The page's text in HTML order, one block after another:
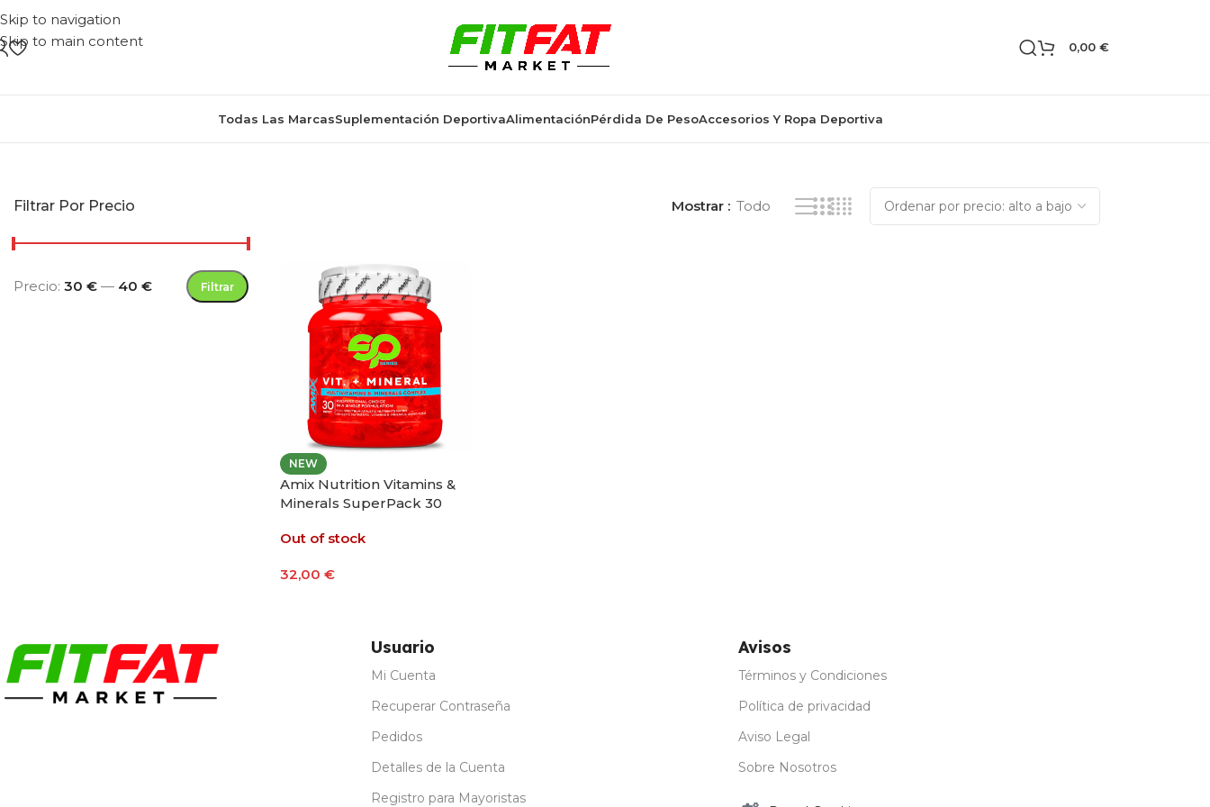
Skip to navigation
Skip to main content
0,00 €
Todas Las MarcasSuplementación DeportivaAlimentaciónPérdida De PesoAccesorios Y Ropa Deportiva
Filtrar Por Precio
Filtrar
Precio: 30 € — 40 €
Mostrar Todo
NEW
Amix Nutrition Vitamins &
Minerals SuperPack 30
Out of stock
32,00 €
Usuario
Mi Cuenta
Recuperar Contraseña
Pedidos
Detalles de la Cuenta
Registro para Mayoristas
Avisos
Términos y Condiciones
Política de privacidad
Aviso Legal
Sobre Nosotros